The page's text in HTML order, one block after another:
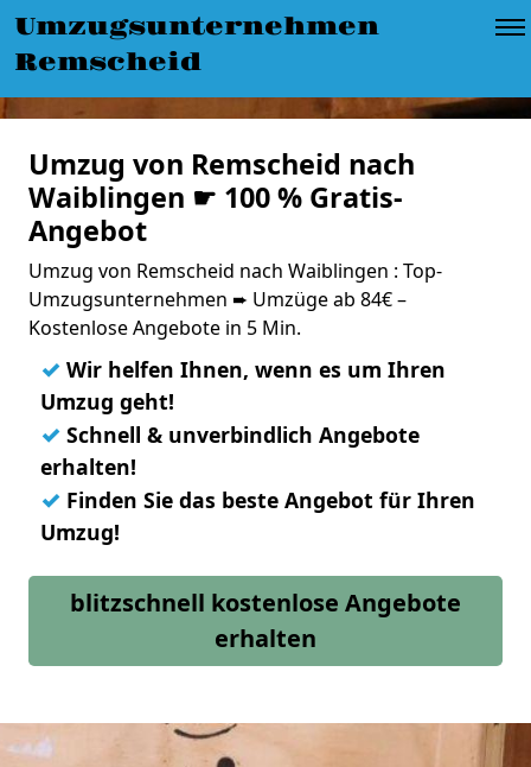
Umzugsunternehmen
Remscheid
Umzug von Remscheid nach
Waiblingen ☛ 100 % Gratis-
Angebot
Umzug von Remscheid nach Waiblingen : Top-
Umzugsunternehmen ➨ Umzüge ab 84€ –
Kostenlose Angebote in 5 Min.
✓ Wir helfen Ihnen, wenn es um Ihren
Umzug geht!
✓ Schnell & unverbindlich Angebote
erhalten!
✓ Finden Sie das beste Angebot für Ihren
Umzug!
blitzschnell kostenlose Angebote
erhalten